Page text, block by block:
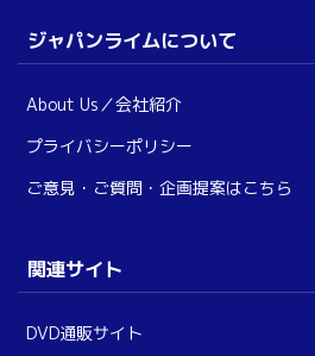
ジャパンライムについて
About Us／会社紹介
プライバシーポリシー
ご意見・ご質問・企画提案はこちら
関連サイト
DVD通販サイト